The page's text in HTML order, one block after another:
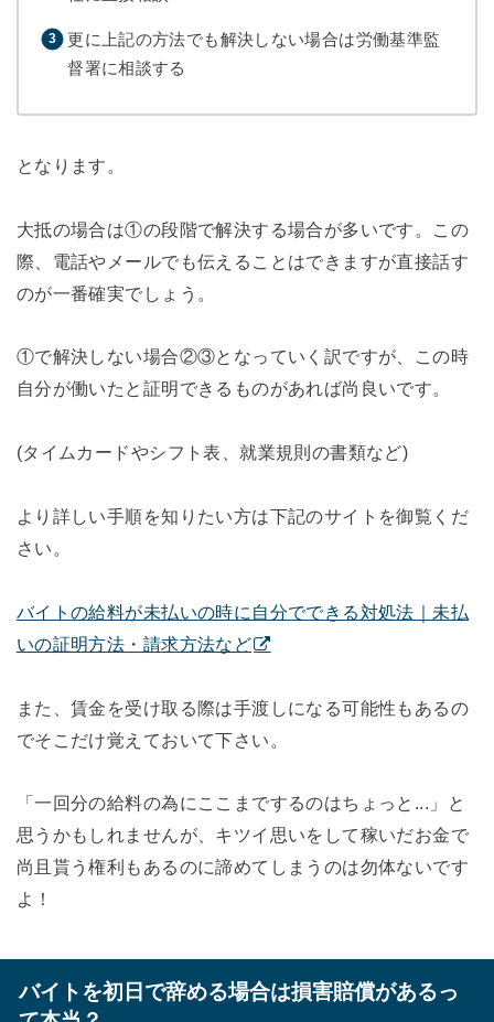
更に上記の方法でも解決しない場合は労働基準監
督署に相談する
となります。
大抵の場合は①の段階で解決する場合が多いです。この
際、電話やメールでも伝えることはできますが直接話す
のが一番確実でしょう。
①で解決しない場合②③となっていく訳ですが、この時
自分が働いたと証明できるものがあれば尚良いです。
(タイムカードやシフト表、就業規則の書類など)
より詳しい手順を知りたい方は下記のサイトを御覧くだ
さい。
バイトの給料が未払いの時に自分でできる対処法｜未払
いの証明方法・請求方法など
また、賃金を受け取る際は手渡しになる可能性もあるの
でそこだけ覚えておいて下さい。
「一回分の給料の為にここまでするのはちょっと...」と
思うかもしれませんが、キツイ思いをして稼いだお金で
尚且貰う権利もあるのに諦めてしまうのは勿体ないです
よ！
バイトを初日で辞める場合は損害賠償があるっ